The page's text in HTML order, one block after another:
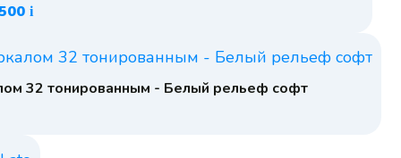
i
32 тонированным - Белый рельеф софт